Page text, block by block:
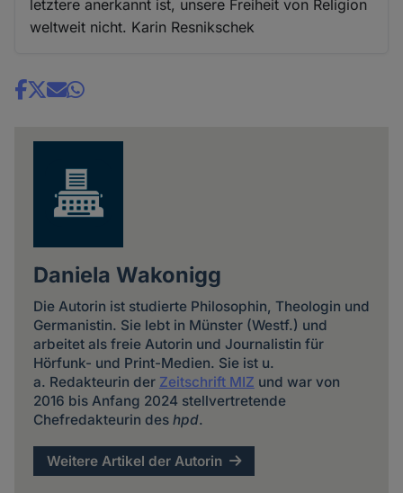
letztere anerkannt ist, unsere Freiheit von Religion
weltweit nicht. Karin Resnikschek
Share
Daniela Wakonigg
Die Autorin ist studierte Philosophin, Theologin und
Germanistin. Sie lebt in Münster (Westf.) und
arbeitet als freie Autorin und Journalistin für
Hörfunk- und Print-Medien. Sie ist u.
a. Redakteurin der Zeitschrift MIZ und war von
2016 bis Anfang 2024 stellvertretende
Chefredakteurin des hpd.
Weitere Artikel der Autorin